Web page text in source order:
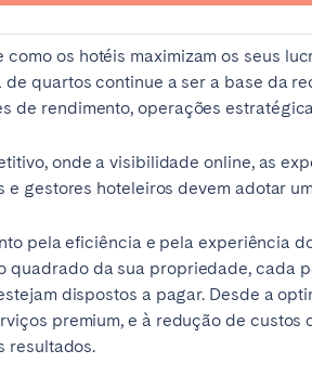
os hotéis maximizam os seus
quartos continue a ser a base da
de rendimento, operações
onde a visibilidade online, as
gestores hoteleiros devem adotar
pela eficiência e pela experiência
quadrado da sua propriedade, cada
dispostos a pagar. Desde a
premium, e à redução de
resultados.
Gran Canaria